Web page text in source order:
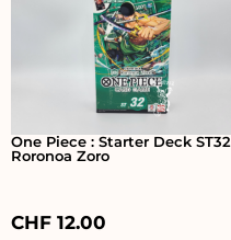
One Piece : Starter Deck ST32
Roronoa Zoro
CHF 12.00